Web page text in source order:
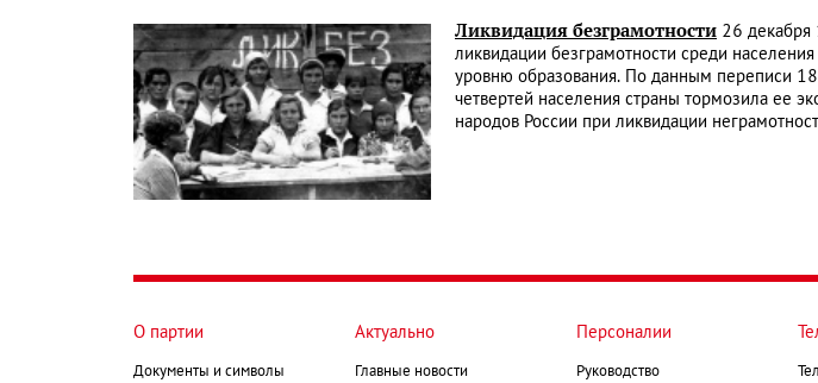
Ликвидация безграмотности 26 декабря
ликвидации безграмотности среди
уровню образования. По данным переписи
четвертей населения страны тормозила ее
народов России при ликвидации
О партии
Документы и символы
Актуально
Главные новости
Персоналии
Руководство